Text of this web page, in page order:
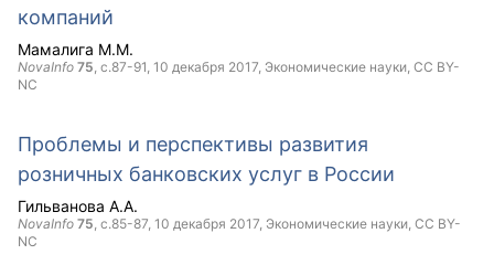
компаний
Мамалига М.М.
NovaInfo 75, с.87-91, 10 декабря 2017, Экономические науки, CC BY-
NC
Проблемы и перспективы развития
розничных банковских услуг в России
Гильванова А.А.
NovaInfo 75, с.85-87, 10 декабря 2017, Экономические науки, CC BY-
NC